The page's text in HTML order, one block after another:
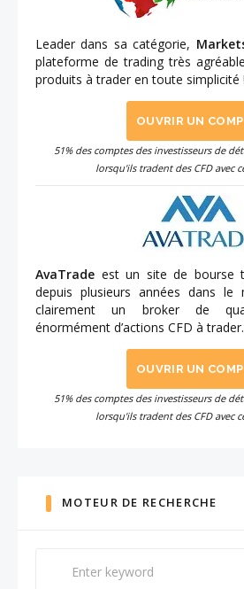
Leader dans sa catégorie,
plateforme de trading très
produits à trader en toute simplicité !
OUVRIR UN
51% des comptes des investisseurs de
lorsqu'ils tradent des CFD avec
AvaTrade est un site de bourse
depuis plusieurs années dans le
clairement un broker de
énormément d’actions CFD à trader.
OUVRIR UN
51% des comptes des investisseurs de
lorsqu'ils tradent des CFD avec
MOTEUR DE RECHERCHE